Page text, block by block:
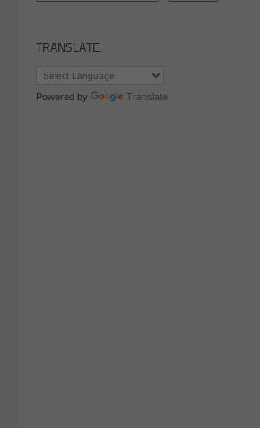
TRANSLATE:
Powered by Translate